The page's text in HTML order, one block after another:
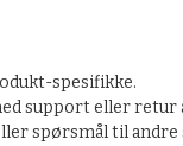
spesifikke.
support eller retur
spørsmål til